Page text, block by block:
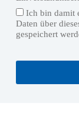
Ich bin damit
Daten über
gespeichert